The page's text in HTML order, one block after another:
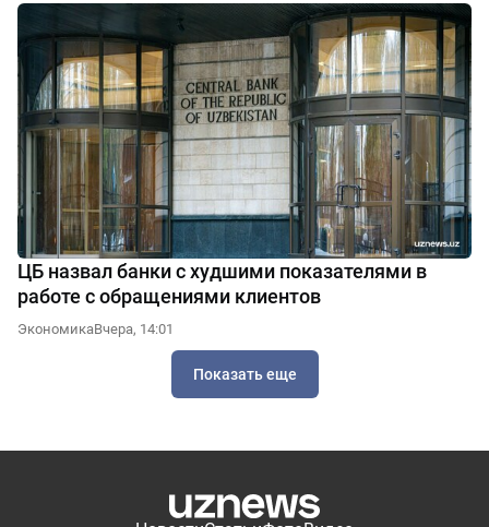
ЦБ назвал банки с худшими показателями в
работе с обращениями клиентов
ЭкономикаВчера, 14:01
Показать еще